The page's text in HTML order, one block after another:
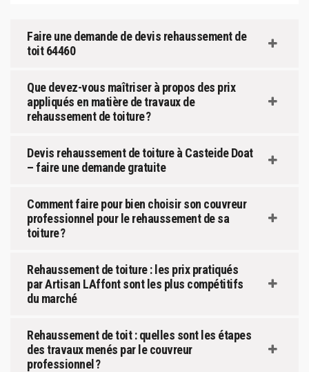
Faire une demande de devis rehaussement de
toit 64460
Que devez-vous maîtriser à propos des prix
appliqués en matière de travaux de
rehaussement de toiture ?
Devis rehaussement de toiture à Casteide Doat
– faire une demande gratuite
Comment faire pour bien choisir son couvreur
professionnel pour le rehaussement de sa
toiture ?
Rehaussement de toiture : les prix pratiqués
par Artisan LAffont sont les plus compétitifs
du marché
Rehaussement de toit : quelles sont les étapes
des travaux menés par le couvreur
professionnel ?